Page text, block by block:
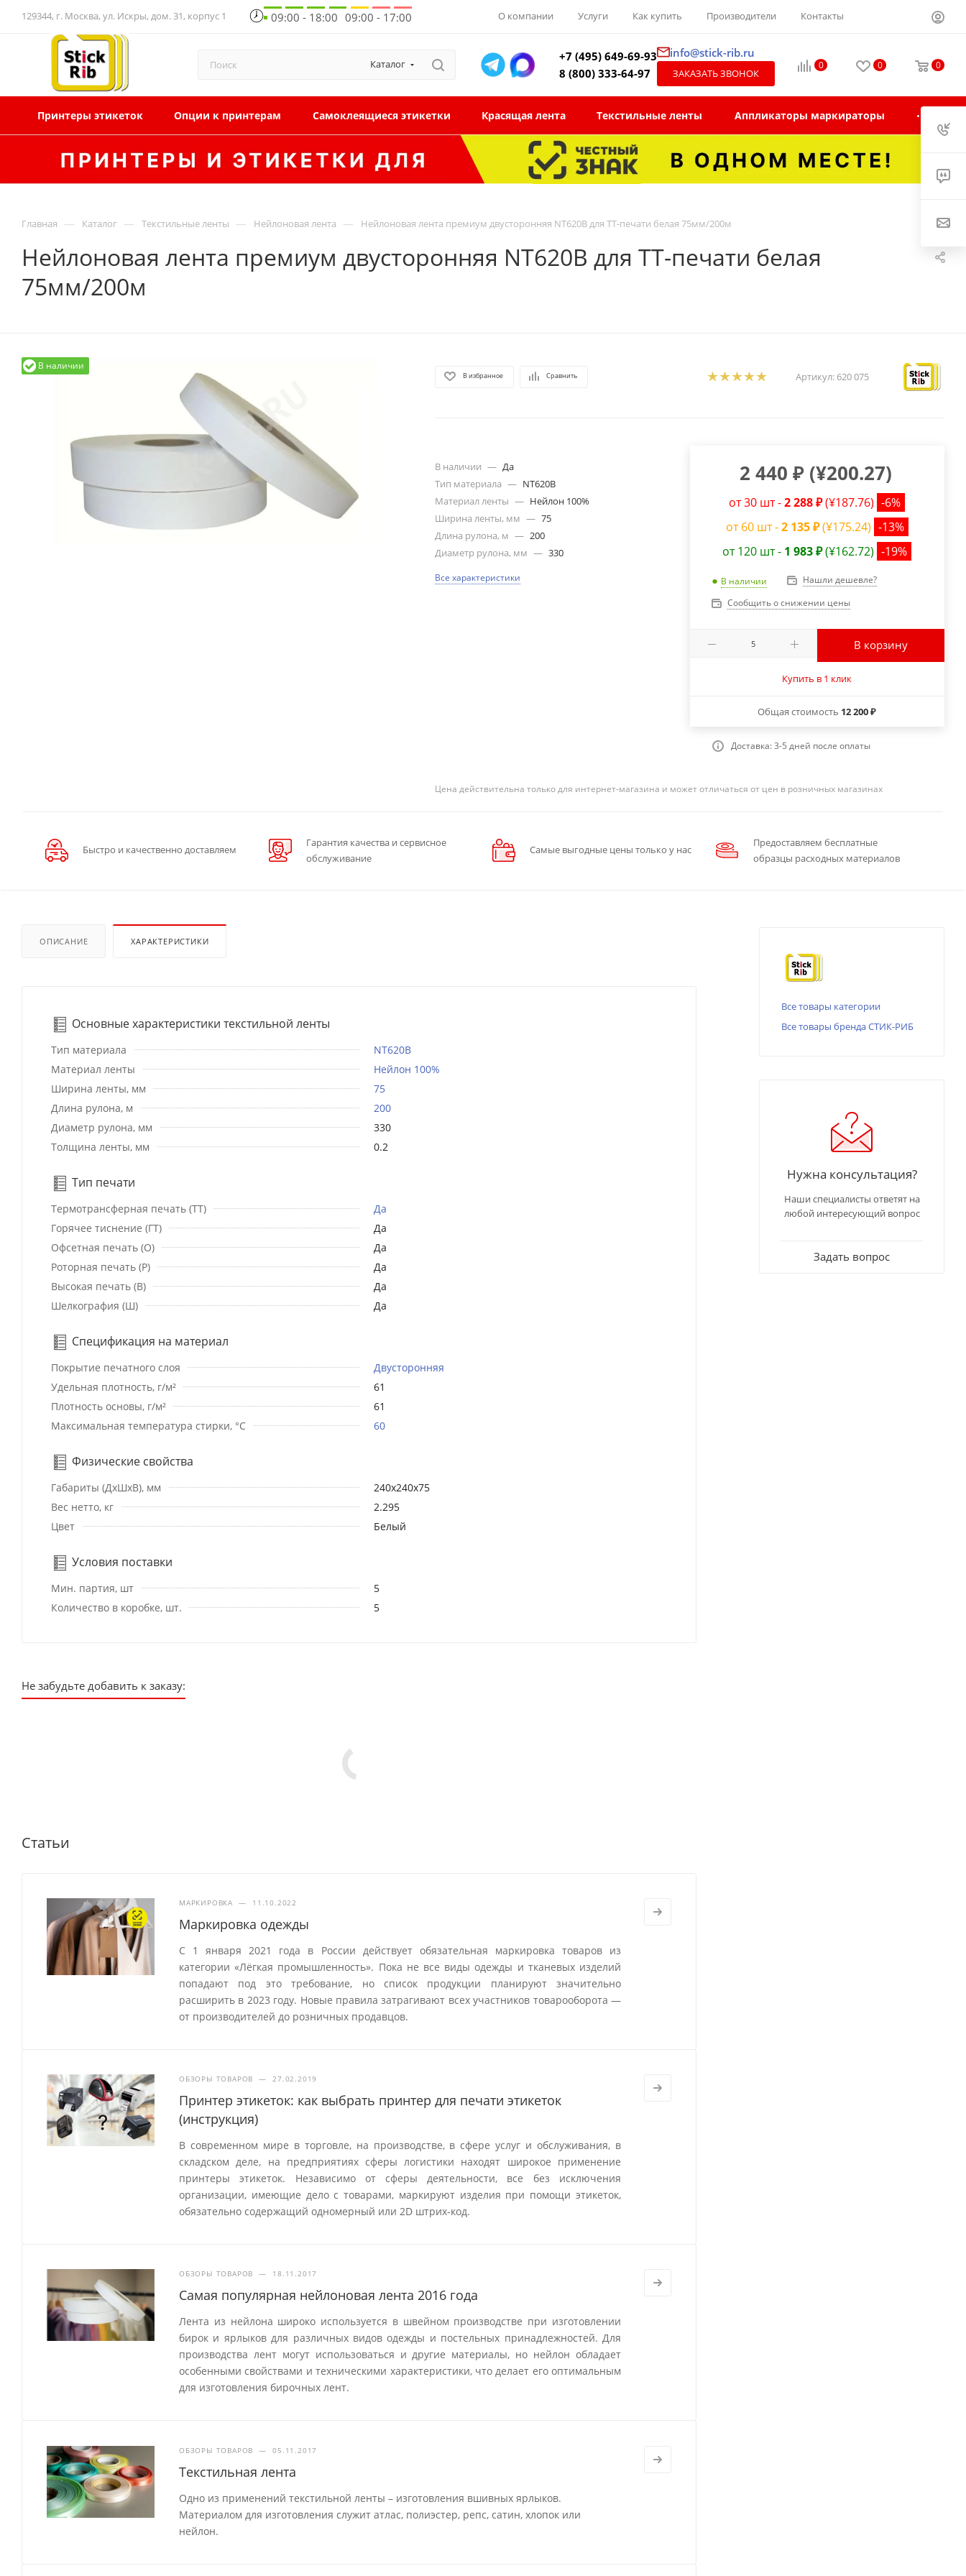
129344, г. Москва, ул. Искры, дом. 31, корпус 1 09:00 - 18:00 09:00 - 17:00 О компании Услуги Как купить Производители Контакты
Каталог
+7 (495) 649-69-93
8 (800) 333-64-97
info@stick-rib.ru
ЗАКАЗАТЬ ЗВОНОК
0 0 0
Принтеры этикеток Опции к принтерам Самоклеящиеся этикетки Красящая лента Текстильные ленты Аппликаторы маркираторы
Главная — Каталог — Текстильные ленты — Нейлоновая лента — Нейлоновая лента премиум двусторонняя NT620B для ТТ-печати белая 75мм/200м
Нейлоновая лента премиум двусторонняя NT620B для ТТ-печати белая
75мм/200м
В наличии
В избранное Сравнить Артикул: 620 075
В наличии — Да
Тип материала — NT620B
Материал ленты — Нейлон 100%
Ширина ленты, мм — 75
Длина рулона, м — 200
Диаметр рулона, мм — 330
Все характеристики
2 440 ₽ (¥200.27)
от 30 шт -2 288 ₽(¥187.76) -6%
от 60 шт -2 135 ₽(¥175.24) -13%
от 120 шт - 1 983 ₽(¥162.72) -19%
В наличии
Нашли дешевле?
Сообщить о снижении цены
В корзину
Купить в 1 клик
Общая стоимость 12 200 ₽
Доставка: 3-5 дней после оплаты
Цена действительна только для интернет-магазина и может отличаться от цен в розничных магазинах
Быстро и качественно доставляем
Гарантия качества и сервисное
обслуживание
Самые выгодные цены только у нас
Предоставляем бесплатные
образцы расходных материалов
ОПИСАНИЕ ХАРАКТЕРИСТИКИ
Основные характеристики текстильной ленты
Тип материала
NT620B
Материал ленты
Нейлон 100%
Ширина ленты, мм
75
Длина рулона, м
200
Диаметр рулона, мм
330
Толщина ленты, мм
0.2
Тип печати
Термотрансферная печать (ТТ)
Да
Горячее тиснение (ГТ)
Да
Офсетная печать (О)
Да
Роторная печать (Р)
Да
Высокая печать (В)
Да
Шелкография (Ш)
Да
Спецификация на материал
Покрытие печатного слоя
Двусторонняя
Удельная плотность, г/м²
61
Плотность основы, г/м²
61
Максимальная температура стирки, °C
60
Физические свойства
Габариты (ДхШхВ), мм
240х240х75
Вес нетто, кг
2.295
Цвет
Белый
Условия поставки
Мин. партия, шт
5
Количество в коробке, шт.
5
Не забудьте добавить к заказу:
Статьи
МАРКИРОВКА — 11.10.2022
Маркировка одежды
С 1 января 2021 года в России действует обязательная маркировка товаров из
категории «Лёгкая промышленность». Пока не все виды одежды и тканевых изделий
попадают под это требование, но список продукции планируют значительно
расширить в 2023 году. Новые правила затрагивают всех участников товарооборота —
от производителей до розничных продавцов.
ОБЗОРЫ ТОВАРОВ — 27.02.2019
Принтер этикеток: как выбрать принтер для печати этикеток
(инструкция)
В современном мире в торговле, на производстве, в сфере услуг и обслуживания, в
складском деле, на предприятиях сферы логистики находят широкое применение
принтеры этикеток. Независимо от сферы деятельности, все без исключения
организации, имеющие дело с товарами, маркируют изделия при помощи этикеток,
обязательно содержащий одномерный или 2D штрих-код.
ОБЗОРЫ ТОВАРОВ — 18.11.2017
Самая популярная нейлоновая лента 2016 года
Лента из нейлона широко используется в швейном производстве при изготовлении
бирок и ярлыков для различных видов одежды и постельных принадлежностей. Для
производства лент могут использоваться и другие материалы, но нейлон обладает
особенными свойствами и техническими характеристики, что делает его оптимальным
для изготовления бирочных лент.
ОБЗОРЫ ТОВАРОВ — 05.11.2017
Текстильная лента
Одно из применений текстильной ленты – изготовления вшивных ярлыков.
Материалом для изготовления служит атлас, полиэстер, репс, сатин, хлопок или
нейлон.
Все товары категории
Все товары бренда СТИК-РИБ
Нужна консультация?
Наши специалисты ответят на
любой интересующий вопрос
Задать вопрос